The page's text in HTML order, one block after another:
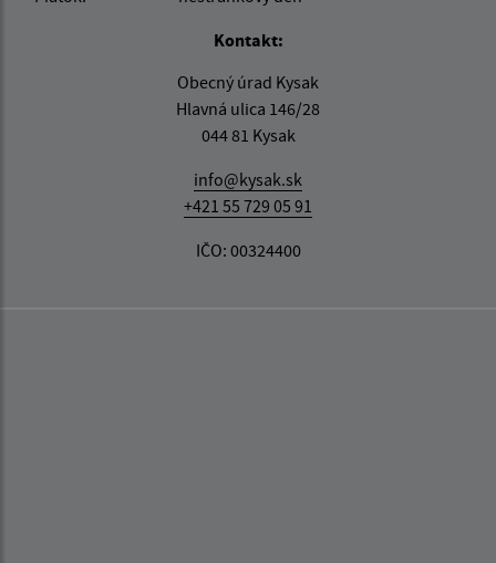
Kontakt:
Obecný úrad Kysak
Hlavná ulica 146/28
044 81 Kysak
info@kysak.sk
+421 55 729 05 91
IČO: 00324400